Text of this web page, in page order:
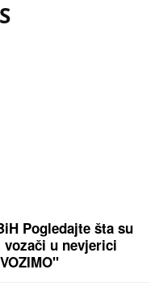
Pogledajte šta su
u nevjerici